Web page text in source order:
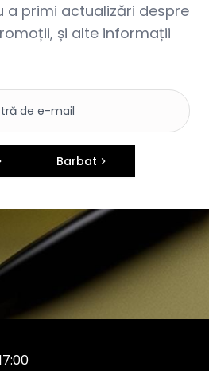
primi actualizări despre
și alte informații
Barbat